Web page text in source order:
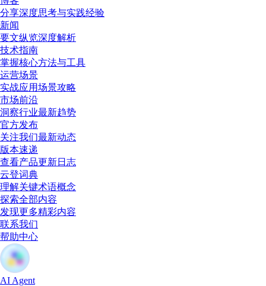
分享深度思考与实践经验
新闻
要文纵览深度解析
技术指南
掌握核心方法与工具
运营场景
实战应用场景攻略
市场前沿
洞察行业最新趋势
官方发布
关注我们最新动态
版本速递
查看产品更新日志
云登词典
理解关键术语概念
探索全部内容
发现更多精彩内容
联系我们
帮助中心
AI Agent